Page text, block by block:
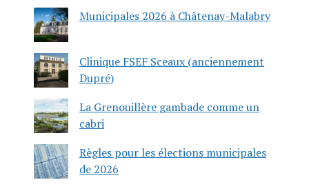
Municipales 2026 à Châtenay-Malabry
Clinique FSEF Sceaux (anciennement
Dupré)
La Grenouillère gambade comme un
cabri
Règles pour les élections municipales
de 2026